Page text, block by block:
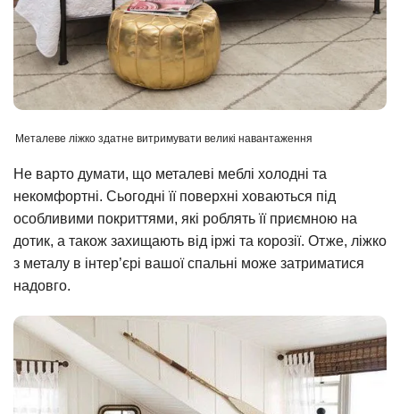
Металеве ліжко здатне витримувати великі навантаження
Не варто думати, що металеві меблі холодні та
некомфортні. Сьогодні її поверхні ховаються під
особливими покриттями, які роблять її приємною на
дотик, а також захищають від іржі та корозії. Отже, ліжко
з металу в інтер’єрі вашої спальні може затриматися
надовго.